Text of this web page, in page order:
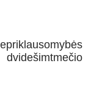
dvidešimtmečio